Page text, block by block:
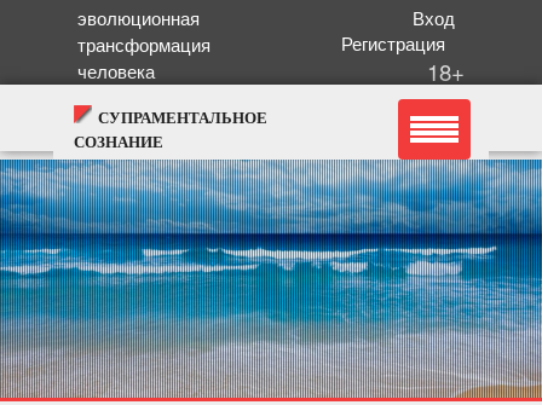
эволюционная
трансформация
человека
Вход
Регистрация
18+
СУПРАМЕНТАЛЬНОЕ
СОЗНАНИЕ